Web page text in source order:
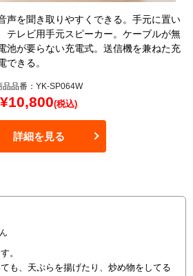
声を聞き取りやすくできる。手元に置い
テレビ用手元スピーカー。ケーブルが無
池が要らない充電式。送信機を兼ねた充
できる。
品品番：YK-SP064W
¥10,800(税込)
詳細を見る
。
も、天ぷらを揚げたり、炒め物をしてる